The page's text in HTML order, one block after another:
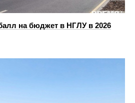
на бюджет в НГЛУ в 2026